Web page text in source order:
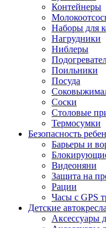
Контейнеры
Наборы для
Нагрудники
Ниблеры
Поильники
Посуда
Соски
Столовые
Термосумки
Безопасность
Барьеры и
Видеоняни
Защита на
Рации
Часы с GPS
Детские автокресла
Аксессуары